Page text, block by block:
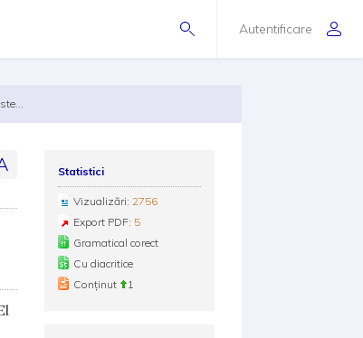
Autentificare
Statistici
Vizualizări: 2756
Export PDF: 5
Gramatical corect
Cu diacritice
Conținut
1